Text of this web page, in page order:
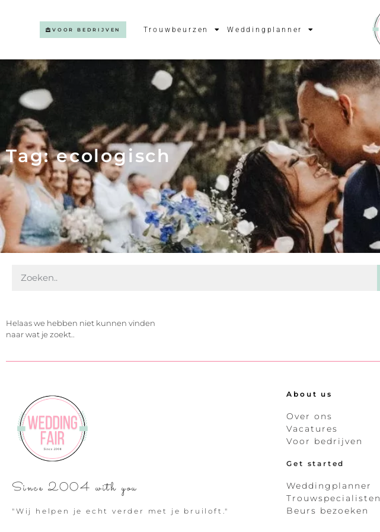
VOOR BEDRIJVEN Trouwbeurzen Weddingplanner
Tag: ecologisch
Helaas we hebben niet kunnen vinden
naar wat je zoekt..
Since 2004 with you
"Wij helpen je echt verder met je bruiloft."
About us
Over ons
Vacatures
Voor bedrijven
Get started
Weddingplanner
Trouwspecialisten
Beurs bezoeken